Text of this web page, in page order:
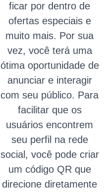
ficar por dentro de
ofertas especiais e
muito mais. Por sua
vez, você terá uma
ótima oportunidade de
anunciar e interagir
com seu público. Para
facilitar que os
usuários encontrem
seu perfil na rede
social, você pode criar
um código QR que
direcione diretamente